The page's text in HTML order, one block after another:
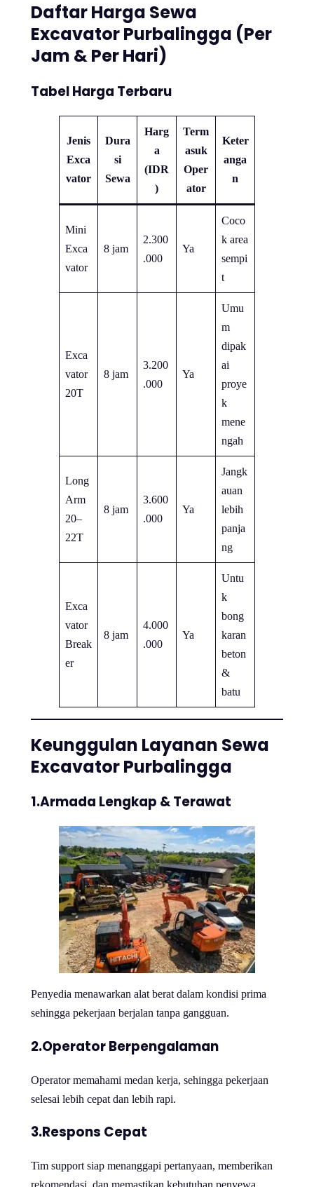
Daftar Harga Sewa
Excavator Purbalingga (Per
Jam & Per Hari)
Tabel Harga Terbaru
Jenis
Exca
vator
Dura
si
Sewa
Harg
a
(IDR
)
Term
asuk
Oper
ator
Keter
anga
n
Mini
Exca
vator
8 jam
2.300
.000
Ya
Coco
k area
sempi
t
Exca
vator
20T
8 jam
3.200
.000
Ya
Umu
m
dipak
ai
proye
k
mene
ngah
Long
Arm
20–
22T
8 jam
3.600
.000
Ya
Jangk
auan
lebih
panja
ng
Exca
vator
Break
er
8 jam
4.000
.000
Ya
Untu
k
bong
karan
beton
&
batu
Keunggulan Layanan Sewa
Excavator Purbalingga
1.Armada Lengkap & Terawat
Penyedia menawarkan alat berat dalam kondisi prima
sehingga pekerjaan berjalan tanpa gangguan.
2.Operator Berpengalaman
Operator memahami medan kerja, sehingga pekerjaan
selesai lebih cepat dan lebih rapi.
3.Respons Cepat
Tim support siap menanggapi pertanyaan, memberikan
rekomendasi, dan memastikan kebutuhan penyewa